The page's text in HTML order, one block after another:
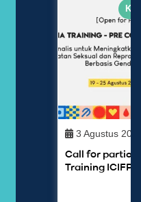
3 Agustus
Call for
Training